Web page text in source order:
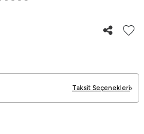
Taksit Seçenekleri